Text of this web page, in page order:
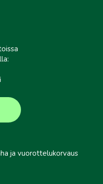
ja vuorottelukorvaus